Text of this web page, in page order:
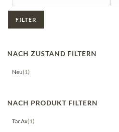
FILTER
NACH ZUSTAND FILTERN
Neu(1)
NACH PRODUKT FILTERN
TacAx(1)